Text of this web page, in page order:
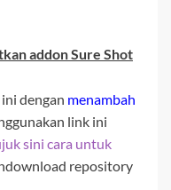
addonSure Shot
dengan menambah
link ini
sini cara untuk
repository